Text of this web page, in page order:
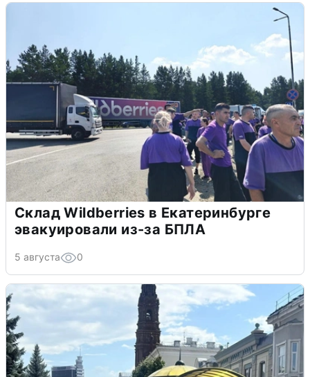
Склад Wildberries в Екатеринбурге
эвакуировали из-за БПЛА
5 августа 0